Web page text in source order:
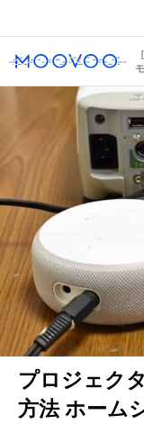
プロジェク
方法 ホーム